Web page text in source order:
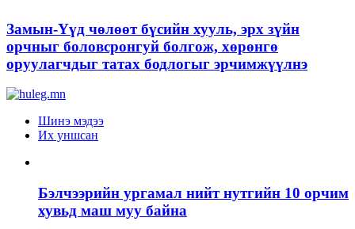
Замын-Үүд чөлөөт бүсийн хууль, эрх зүйн
орчныг боловсронгуй болгож, хөрөнгө
оруулагчдыг татах бодлогыг эрчимжүүлнэ
Шинэ мэдээ
Их уншсан
Бэлчээрийн ургамал нийт нутгийн 10 орчим
хувьд маш муу байна